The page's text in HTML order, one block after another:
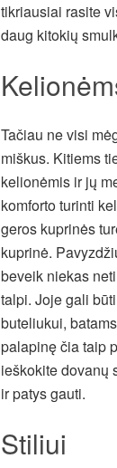
tikriausiai rasite
daug kitokių
Tačiau ne visi
miškus. Kitiems
kelionėmis ir jų
komforto turinti
geros kuprinės
kuprinė.
beveik niekas
talpi. Joje gali
buteliukui,
palapinę čia taip
ieškokite dovanų
ir patys gauti.
Stiliui